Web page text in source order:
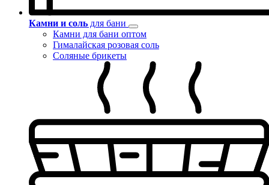
Камни и соль для бани
Камни для бани оптом
Гималайская розовая соль
Соляные брикеты